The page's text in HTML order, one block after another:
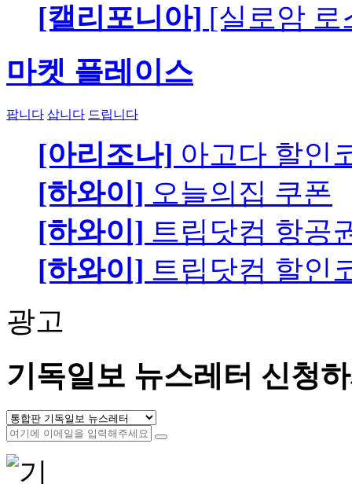
[캘리포니아] [실로암 로
마켓 플레이스
팝니다 삽니다 드립니다
[아리조나] 아고다 할인
[하와이] 오늘의집 쿠폰
[하와이] 트립닷컴 항공
[하와이] 트립닷컴 할인
광고
기독일보 뉴스레터 신청